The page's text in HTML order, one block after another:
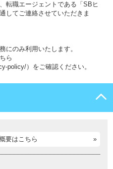
転職エージェントである「SBヒ
してご連絡させていただきま
のみ利用いたします。
ら
policy/）をご確認ください。
要はこちら